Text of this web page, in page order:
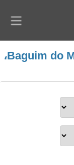
التعارف عبر الإنترنت مجانا Baguim do Monte،